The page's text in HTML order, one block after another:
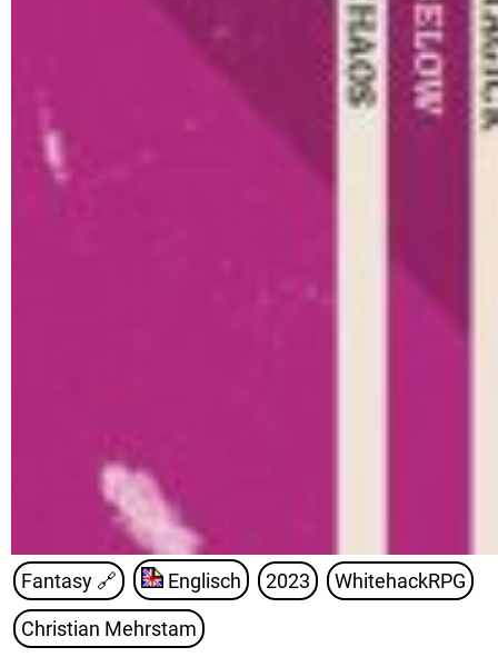
Fantasy 🔗 Englisch 2023 WhitehackRPG
Christian Mehrstam